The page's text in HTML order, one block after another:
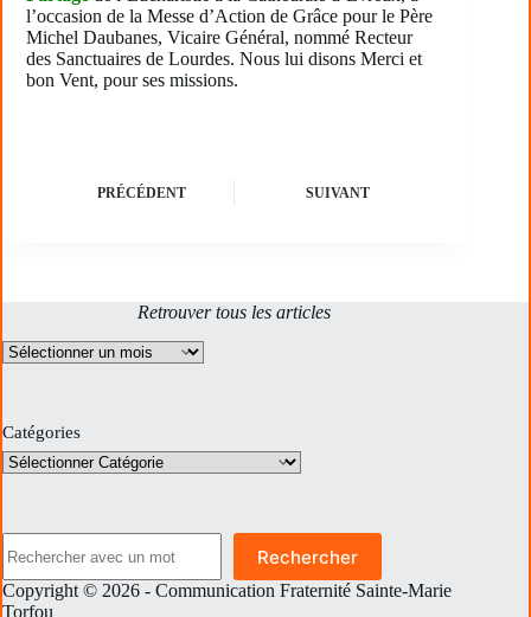
l’occasion de la Messe d’Action de Grâce pour le Père
Michel Daubanes, Vicaire Général, nommé Recteur
des Sanctuaires de Lourdes. Nous lui disons Merci et
bon Vent, pour ses missions.
PRÉCÉDENT SUIVANT
Retrouver tous les articles
Archives
Catégories
Rechercher
Copyright © 2026 - Communication Fraternité Sainte-Marie
Torfou